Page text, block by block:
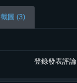
截圖 (3)
登錄發表評論